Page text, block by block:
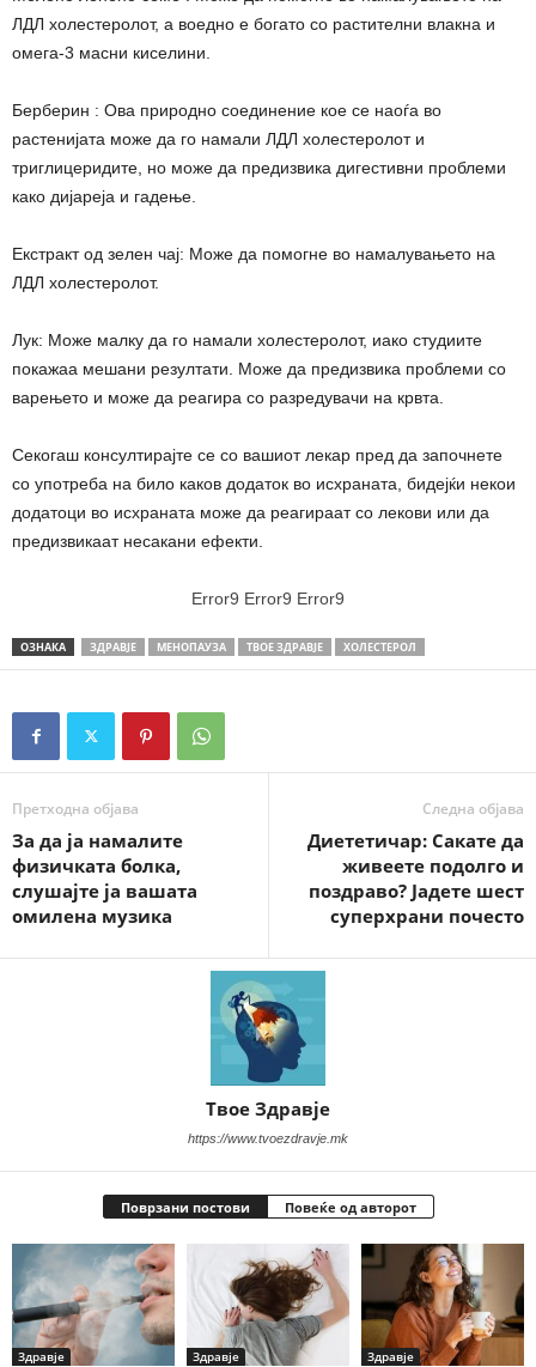
ЛДЛ холестеролот, а воедно е богато со растителни влакна и
омега-3 масни киселини.
Берберин : Ова природно соединение кое се наоѓа во
растенијата може да го намали ЛДЛ холестеролот и
триглицеридите, но може да предизвика дигестивни проблеми
како дијареја и гадење.
Екстракт од зелен чај: Може да помогне во намалувањето на
ЛДЛ холестеролот.
Лук: Може малку да го намали холестеролот, иако студиите
покажаа мешани резултати. Може да предизвика проблеми со
варењето и може да реагира со разредувачи на крвта.
Секогаш консултирајте се со вашиот лекар пред да започнете
со употреба на било каков додаток во исхраната, бидејќи некои
додатоци во исхраната може да реагираат со лекови или да
предизвикаат несакани ефекти.
Error9 Error9 Error9
ОЗНАКА ЗДРАВЈЕ МЕНОПАУЗА ТВОЕ ЗДРАВЈЕ ХОЛЕСТЕРОЛ
Претходна објава
За да ја намалите
физичката болка,
слушајте ја вашата
омилена музика
Следна објава
Диететичар: Сакате да
живеете подолго и
поздраво? Јадете шест
суперхрани почесто
Твое Здравје
https://www.tvoezdravje.mk
Поврзани постови Повеќе од авторот
Здравје Здравје Здравје